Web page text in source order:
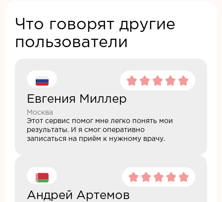
Что говорят другие
пользователи
Евгения Миллер
Москва
Этот сервис помог мне легко понять мои
результаты. И я смог оперативно
записаться на приём к нужному врачу.
Андрей Артемов